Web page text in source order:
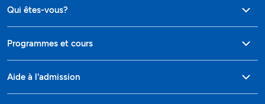
Qui êtes-vous?
Programmes et cours
Aide à l'admission